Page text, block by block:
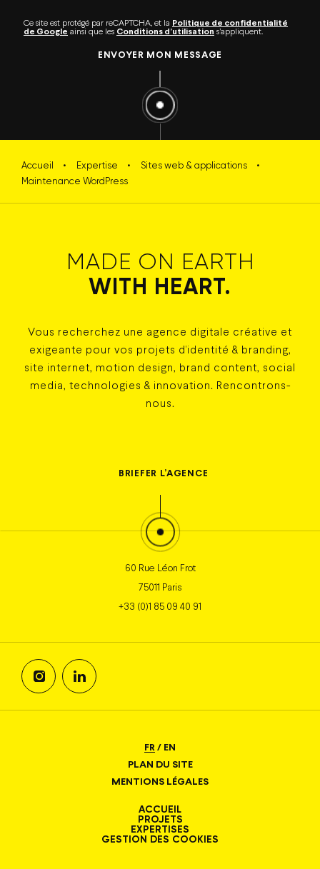
Ce site est protégé par reCAPTCHA, et la Politique de confidentialité
de Google ainsi que les Conditions d’utilisation s’appliquent.
ENVOYER MON MESSAGE
Accueil • Expertise • Sites web & applications
•
Maintenance WordPress
MADE ON EARTH
WITH HEART.
Vous recherchez une agence digitale créative et
exigeante pour vos projets d’identité & branding,
site internet, motion design, brand content, social
media, technologies & innovation. Rencontrons-
nous.
BRIEFER L’AGENCE
60 Rue Léon Frot
75011 Paris
+33 (0)1 85 09 40 91
FR / EN
PLAN DU SITE
MENTIONS LÉGALES
ACCUEIL
PROJETS
EXPERTISES
GESTION DES COOKIES